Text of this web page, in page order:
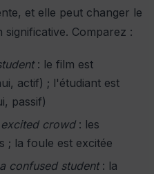
et elle peut changer le
Comparez :
: le film est
actif) ; l'étudiant est
passif)
excited crowd: les
; la foule est excitée
a confused student: la